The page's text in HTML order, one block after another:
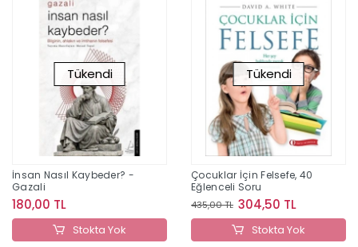
Tükendi
İnsan Nasıl Kaybeder? -
Gazali
180,00 TL
Stokta Yok
Tükendi
Çocuklar İçin Felsefe, 40
Eğlenceli Soru
435,00 TL 304,50 TL
Stokta Yok